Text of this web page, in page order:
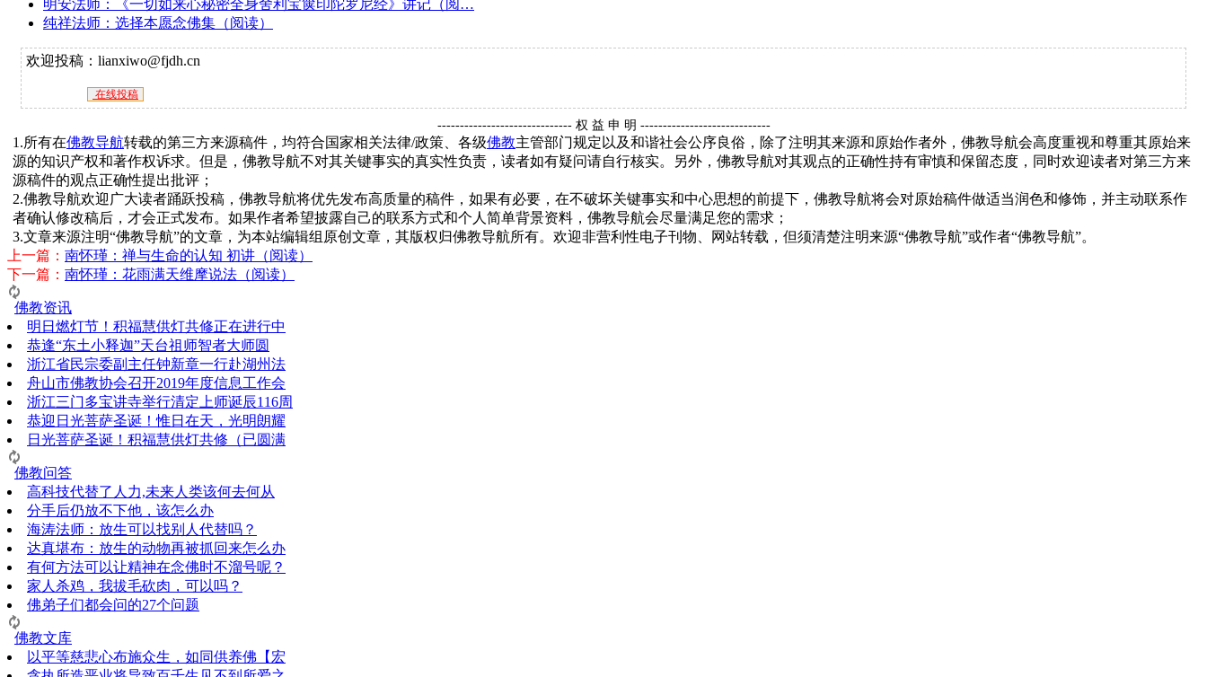
明安法师：《一切如来心秘密全身舍利宝箧印陀罗尼经》讲记（阅…
纯祥法师：选择本愿念佛集（阅读）
欢迎投稿：lianxiwo@fjdh.cn
在线投稿
------------------------------ 权 益 申 明 -----------------------------
1.所有在佛教导航转载的第三方来源稿件，均符合国家相关法律/政策、各级佛教主管部门规定以及和谐社会公序良俗，除了注明其来源和原始作者外，佛教导航会高度重视和尊重其原始来
源的知识产权和著作权诉求。但是，佛教导航不对其关键事实的真实性负责，读者如有疑问请自行核实。另外，佛教导航对其观点的正确性持有审慎和保留态度，同时欢迎读者对第三方来
源稿件的观点正确性提出批评；
2.佛教导航欢迎广大读者踊跃投稿，佛教导航将优先发布高质量的稿件，如果有必要，在不破坏关键事实和中心思想的前提下，佛教导航将会对原始稿件做适当润色和修饰，并主动联系作
者确认修改稿后，才会正式发布。如果作者希望披露自己的联系方式和个人简单背景资料，佛教导航会尽量满足您的需求；
3.文章来源注明“佛教导航”的文章，为本站编辑组原创文章，其版权归佛教导航所有。欢迎非营利性电子刊物、网站转载，但须清楚注明来源“佛教导航”或作者“佛教导航”。
上一篇： 南怀瑾：禅与生命的认知 初讲（阅读）
下一篇： 南怀瑾：花雨满天维摩说法（阅读）
佛教资讯
明日燃灯节！积福慧供灯共修正在进行中
恭逢“东土小释迦”天台祖师智者大师圆
浙江省民宗委副主任钟新章一行赴湖州法
舟山市佛教协会召开2019年度信息工作会
浙江三门多宝讲寺举行清定上师诞辰116周
恭迎日光菩萨圣诞！惟日在天，光明朗耀
日光菩萨圣诞！积福慧供灯共修（已圆满
佛教问答
高科技代替了人力,未来人类该何去何从
分手后仍放不下他，该怎么办
海涛法师：放生可以找别人代替吗？
达真堪布：放生的动物再被抓回来怎么办
有何方法可以让精神在念佛时不溜号呢？
家人杀鸡，我拔毛砍肉，可以吗？
佛弟子们都会问的27个问题
佛教文库
以平等慈悲心布施众生，如同供养佛【宏